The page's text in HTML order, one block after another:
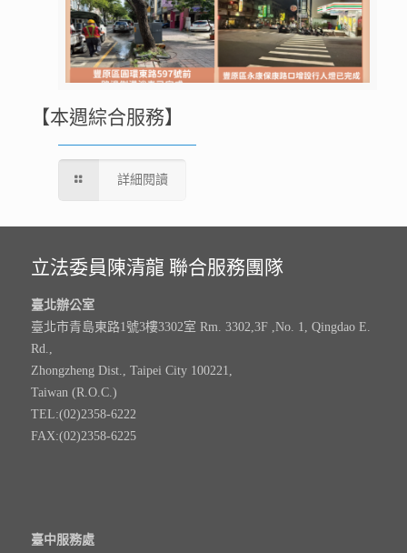
【本週綜合服務】
詳細閱讀
立法委員陳清龍 聯合服務團隊
臺北辦公室
臺北市青島東路1號3樓3302室 Rm. 3302,3F ,No. 1, Qingdao E.
Rd.,
Zhongzheng Dist., Taipei City 100221,
Taiwan (R.O.C.)
TEL:(02)2358-6222
FAX:(02)2358-6225
臺中服務處